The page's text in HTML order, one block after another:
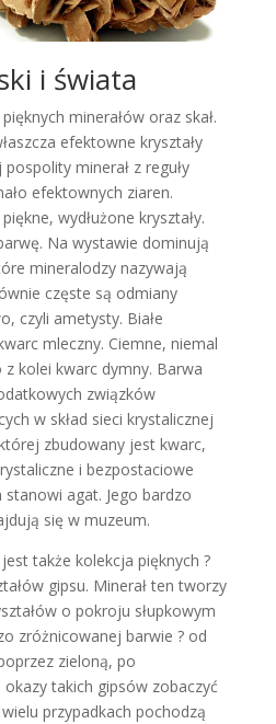
i świata
minerałów oraz skał.
efektowne kryształy
minerał z reguły
efektownych ziaren.
wydłużone kryształy.
Na wystawie dominują
mineralodzy nazywają
częste są odmiany
czyli ametysty. Białe
mleczny. Ciemne, niemal
kolei kwarc dymny. Barwa
związków
w skład sieci krystalicznej
zbudowany jest kwarc,
i bezpostaciowe
agat. Jego bardzo
się w muzeum.
także kolekcja pięknych ?
gipsu. Minerał ten tworzy
o pokroju słupkowym
zróżnicowanej barwie ? od
zieloną, po
takich gipsów zobaczyć
przypadkach pochodzą